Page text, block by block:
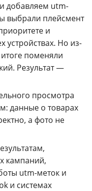
добавляем utm-
выбрали плейсмент
и
устройствах. Но из-
поменяли
Результат —
просмотра
данные о товарах
а фото не
кампаний,
utm-меток и
и системах